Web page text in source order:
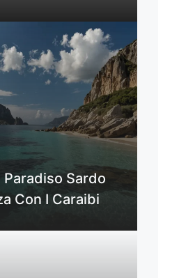
Paradiso Sardo
Con I Caraibi